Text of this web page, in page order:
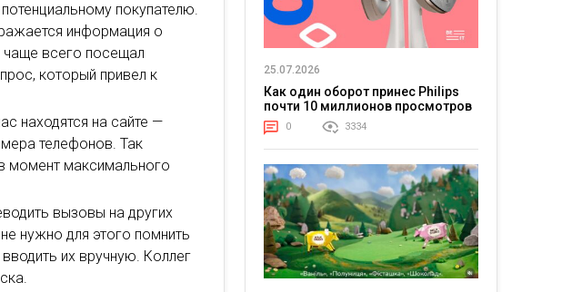
покупателю.
информация о
чаще всего посещал
который привел к
находятся на сайте —
телефонов. Так
момент максимального
вызовы на других
нужно для этого помнить
их вручную. Коллег
25.07.2026
Как один оборот принес Philips
почти 10 миллионов просмотров
0 3334